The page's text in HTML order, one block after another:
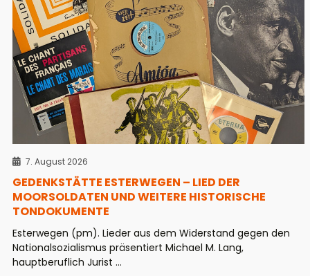
7. August 2026
GEDENKSTÄTTE ESTERWEGEN – LIED DER
MOORSOLDATEN UND WEITERE HISTORISCHE
TONDOKUMENTE
Esterwegen (pm). Lieder aus dem Widerstand gegen den
Nationalsozialismus präsentiert Michael M. Lang,
hauptberuflich Jurist ...